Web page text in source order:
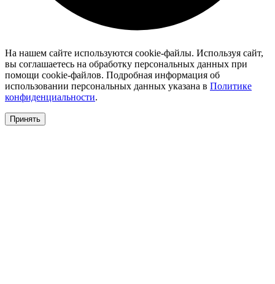
На нашем сайте используются cookie-файлы. Используя сайт,
вы соглашаетесь на обработку персональных данных при
помощи cookie-файлов. Подробная информация об
использовании персональных данных указана в Политике
конфиденциальности.
Принять